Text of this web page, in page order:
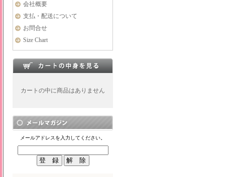
会社概要
支払・配送について
お問合せ
Size Chart
カートの中に商品はありません
メールアドレスを入力してください。